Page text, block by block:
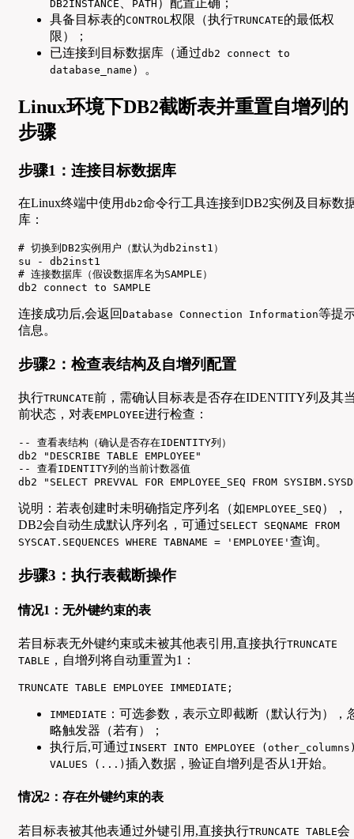
DB2INSTANCE PATH
具备目标表的CONTROL 权限（执行TRUNCATE的最低权
限）；
已连接到目标数据库（通过db2 connect to
database_name ）。
Linux环境下DB2截断表并重置自增列的
步骤
步骤1：连接目标数据库
在Linux终端中使用 db2命令行工具连接到DB2实例及目标数
库：
# 切换到DB2实例用户（默认为db2inst1）
su - db2inst1
# 连接数据库（假设数据库名为SAMPLE）
db2 connect to SAMPLE
连接成功后,会返回 Database Connection Information等提
信息。
步骤2：检查表结构及自增列配置
执行TRUNCATE前，需确认目标表是否存在IDENTITY列及其
前状态，对表EMPLOYEE进行检查：
-- 查看表结构（确认是否存在IDENTITY列）
db2 "DESCRIBE TABLE EMPLOYEE"
-- 查看IDENTITY列的当前计数器值
db2 "SELECT PREVVAL FOR EMPLOYEE_SEQ FROM
说明：若表创建时未明确指定序列名（如EMPLOYEE_SEQ ），
DB2会自动生成默认序列名，可通过SELECT SEQNAME FROM
SYSCAT.SEQUENCES WHERE TABNAME = 'EMPLOYEE' 查询。
步骤3：执行表截断操作
情况1：无外键约束的表
若目标表无外键约束或未被其他表引用,直接执行TRUNCATE
TABLE ，自增列将自动重置为1：
TRUNCATE TABLE EMPLOYEE IMMEDIATE;
IMMEDIATE ：可选参数，表示立即截断（默认行为），
略触发器（若有）；
执行后,可通过INSERT INTO EMPLOYEE
VALUES (...) 插入数据，验证自增列是否从1开始。
情况2：存在外键约束的表
若目标表被其他表通过外键引用,直接执行TRUNCATE TABLE会